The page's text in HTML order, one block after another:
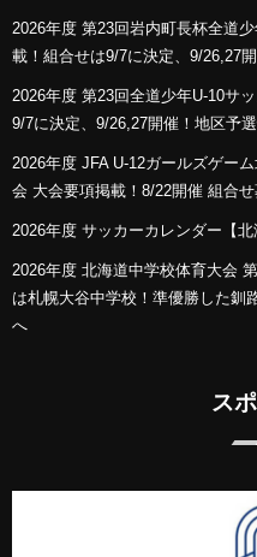
2026年度 第23回岩内町長杯全道
載！組合せは9/7に決定、9/26,27
2026年度 第23回全道少年U-10サ
9/7に決定、9/26,27開催！地区予
2026年度 JFA U-12ガールズゲー
会 大会要項掲載！8/22開催 組合
2026年度 サッカーカレンダー【
2026年度 北海道中学校体育大会
は札幌大谷中学校！準優勝した釧
へ
ス